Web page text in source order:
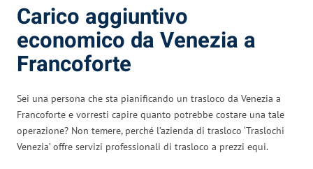
Carico aggiuntivo
economico da Venezia a
Francoforte
Sei una persona che sta pianificando un trasloco da Venezia a
Francoforte e vorresti capire quanto potrebbe costare una tale
operazione? Non temere, perché l’azienda di trasloco ‘Traslochi
Venezia’ offre servizi professionali di trasloco a prezzi equi.